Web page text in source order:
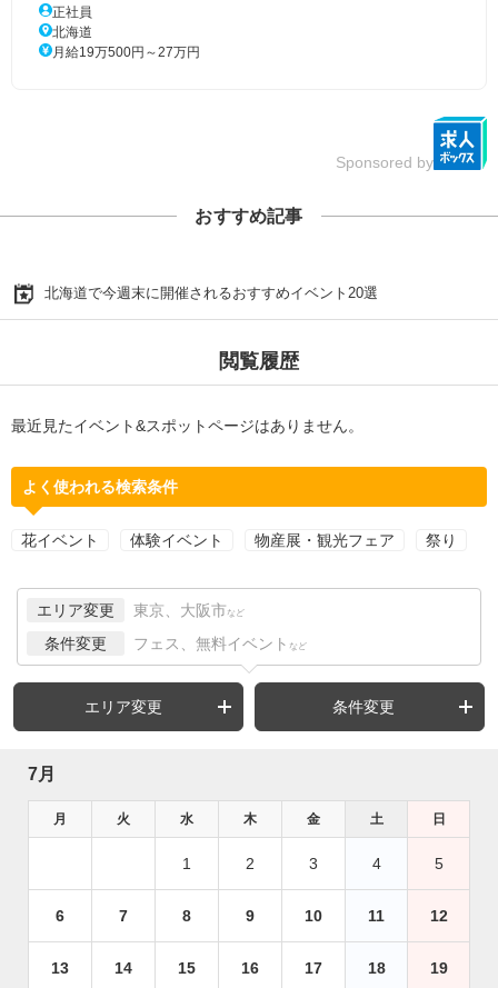
正社員
北海道
月給19万500円～27万円
Sponsored by
おすすめ記事
北海道で今週末に開催されるおすすめイベント20選
閲覧履歴
最近見たイベント&スポットページはありません。
よく使われる検索条件
花イベント 体験イベント 物産展・観光フェア 祭り
エリア変更 東京、大阪市 など
条件変更 フェス、無料イベント など
エリア変更 条件変更
7月
月 火 水 木 金 土 日
1 2 3 4 5
6 7 8 9 10 11 12
13 14 15 16 17 18 19